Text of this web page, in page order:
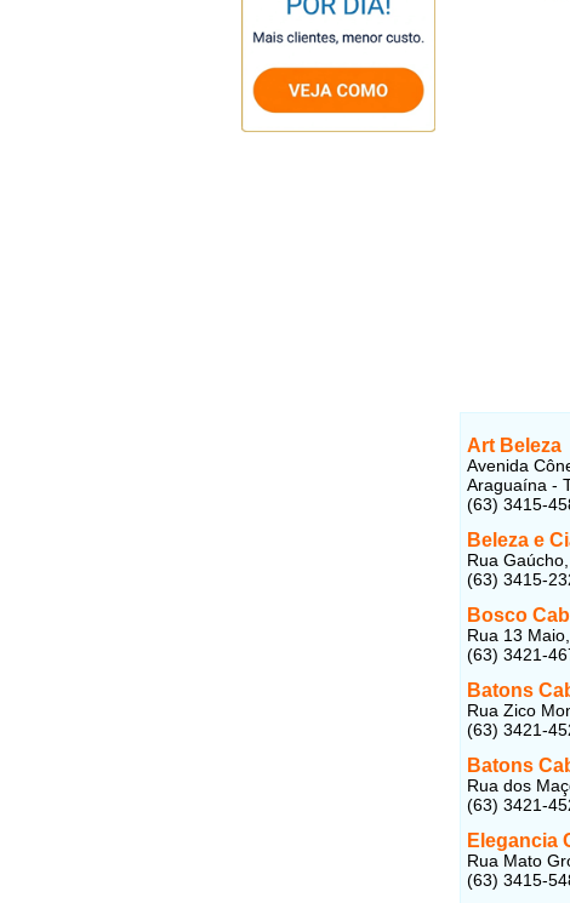
Art Beleza
Avenida
Araguaína -
(63) 3415-
Beleza e
Rua
(63) 3415-
Bosco
Rua 13
(63) 3421-
Batons
Rua Zico
(63) 3421-
Batons
Rua dos
(63) 3421-
Elegancia
Rua Mato
(63) 3415-